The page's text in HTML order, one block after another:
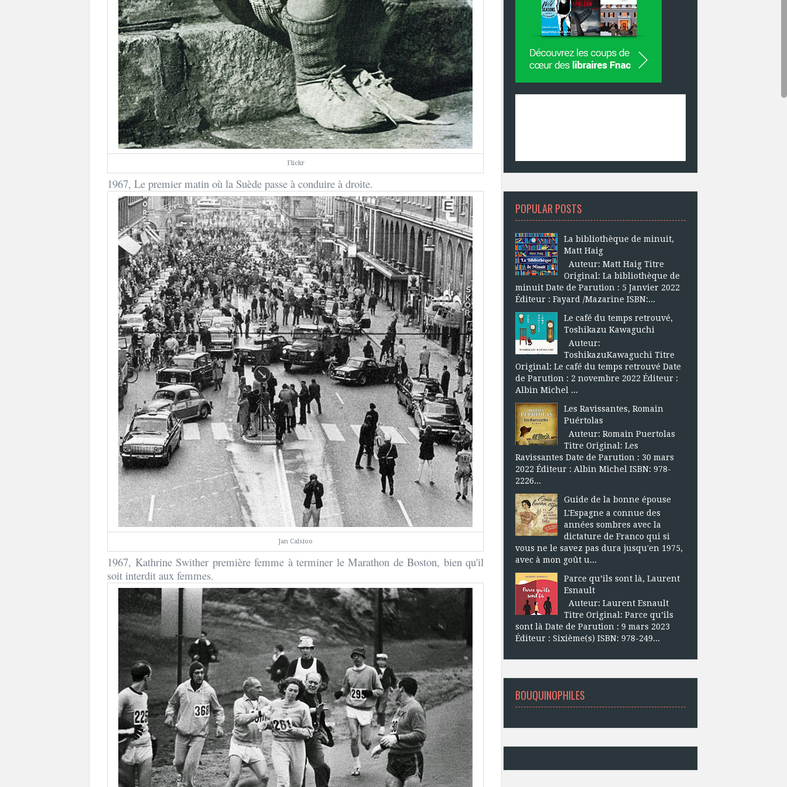
Flickr
1967, Le premier matin où la Suède passe à conduire à droite.
Jan Calsioo
1967, Kathrine Swither première femme à terminer le Marathon de Boston, bien qu'il
soit interdit aux femmes.
POPULAR POSTS
La bibliothèque de minuit,
Matt Haig
Auteur: Matt Haig Titre
Original: La bibliothèque de
minuit Date de Parution : 5 Janvier 2022
Éditeur : Fayard /Mazarine ISBN:...
Le café du temps retrouvé,
Toshikazu Kawaguchi
Auteur:
ToshikazuKawaguchi Titre
Original: Le café du temps retrouvé Date
de Parution : 2 novembre 2022 Éditeur :
Albin Michel ...
Les Ravissantes, Romain
Puértolas
Auteur: Romain Puertolas
Titre Original: Les
Ravissantes Date de Parution : 30 mars
2022 Éditeur : Albin Michel ISBN: 978-
2226...
Guide de la bonne épouse
L'Espagne a connue des
années sombres avec la
dictature de Franco qui si
vous ne le savez pas dura jusqu'en 1975,
avec à mon goût u...
Parce qu’ils sont là, Laurent
Esnault
Auteur: Laurent Esnault
Titre Original: Parce qu’ils
sont là Date de Parution : 9 mars 2023
Éditeur : Sixième(s) ISBN: 978-249...
BOUQUINOPHILES